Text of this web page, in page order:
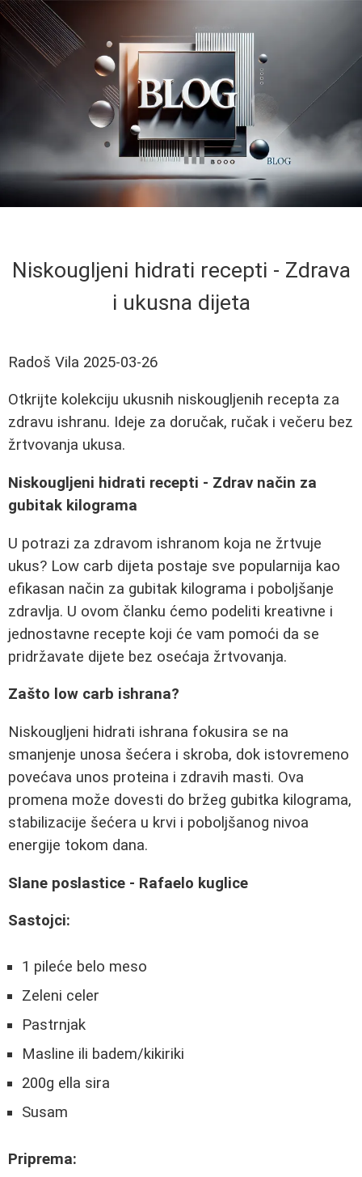
Niskougljeni hidrati recepti - Zdrava
i ukusna dijeta
Radoš Vila 2025-03-26
Otkrijte kolekciju ukusnih niskougljenih recepta za
zdravu ishranu. Ideje za doručak, ručak i večeru bez
žrtvovanja ukusa.
Niskougljeni hidrati recepti - Zdrav način za
gubitak kilograma
U potrazi za zdravom ishranom koja ne žrtvuje
ukus? Low carb dijeta postaje sve popularnija kao
efikasan način za gubitak kilograma i poboljšanje
zdravlja. U ovom članku ćemo podeliti kreativne i
jednostavne recepte koji će vam pomoći da se
pridržavate dijete bez osećaja žrtvovanja.
Zašto low carb ishrana?
Niskougljeni hidrati ishrana fokusira se na
smanjenje unosa šećera i skroba, dok istovremeno
povećava unos proteina i zdravih masti. Ova
promena može dovesti do bržeg gubitka kilograma,
stabilizacije šećera u krvi i poboljšanog nivoa
energije tokom dana.
Slane poslastice - Rafaelo kuglice
Sastojci:
1 pileće belo meso
Zeleni celer
Pastrnjak
Masline ili badem/kikiriki
200g ella sira
Susam
Priprema: